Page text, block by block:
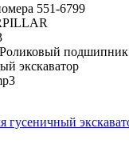
551-6799
Роликовый подшипник
экскаватор